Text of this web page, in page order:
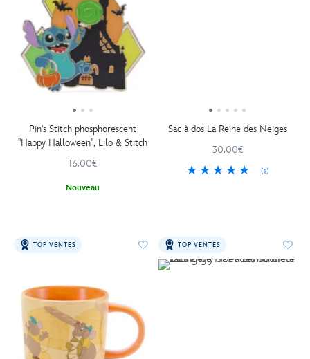
Pin's Stitch phosphorescent
''Happy Halloween'', Lilo & Stitch
16.00€
Nouveau
Sac à dos La Reine des Neiges
30.00€
(1)
TOP VENTES TOP VENTES